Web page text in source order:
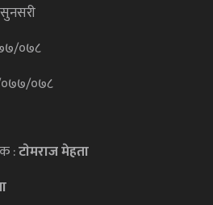
०७८
०७७/०७८
:टाेमराज मेहता